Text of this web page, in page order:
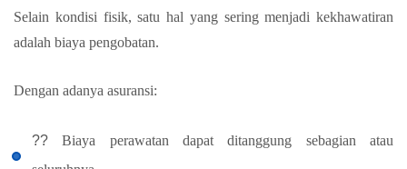
Selain kondisi fisik, satu hal yang sering menjadi kekhawatiran
adalah biaya pengobatan.
Dengan adanya asuransi:
?? Biaya perawatan dapat ditanggung sebagian atau